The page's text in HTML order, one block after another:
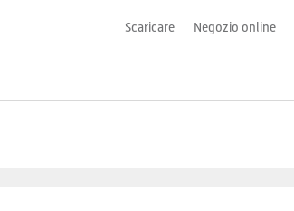
Scaricare Negozio online